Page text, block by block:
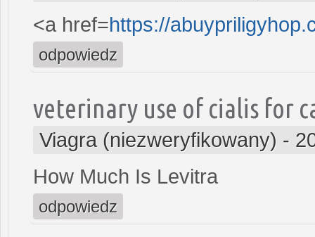
<a href=https://
odpowiedz
veterinary use of cialis for
Viagra (niezweryfikowany) -
How Much Is Levitra
odpowiedz